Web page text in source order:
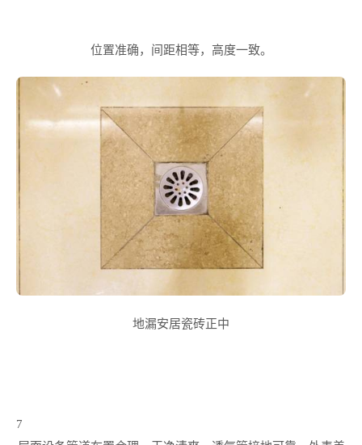
位置准确，间距相等，高度一致。
地漏安居瓷砖正中
7